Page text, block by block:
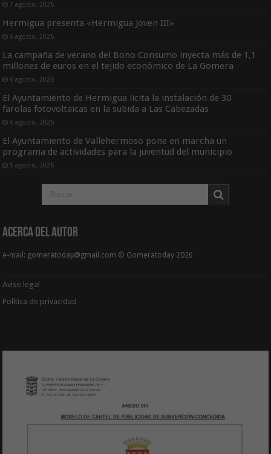
7 agosto, 2026
Hermigua presenta «Hermigua Joven III»
6 agosto, 2026
La campaña de verano del Bono Consumo inyecta más de 1,1
millones de euros en el tejido económico de La Gomera
6 agosto, 2026
El Ayuntamiento de Hermigua licita la instalación de 30
farolas fotovoltaicas en la subida a Las Cabezadas
6 agosto, 2026
El Ayuntamiento de Vallehermoso pone en marcha un
programa de actividades para la juventud del municipio
5 agosto, 2026
Acerca del Autor
e-mail: gomeratoday@gmail.com © Gomeratoday 2026
Aviso legal
Política de privacidad